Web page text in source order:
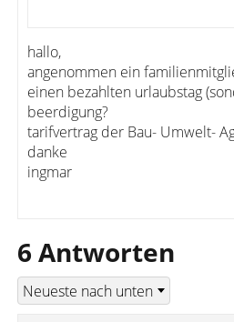
hallo,
angenommen ein
einen bezahlten urlaubstag
beerdigung?
tarifvertrag der Bau- Umwelt-
danke
ingmar
6 Antworten